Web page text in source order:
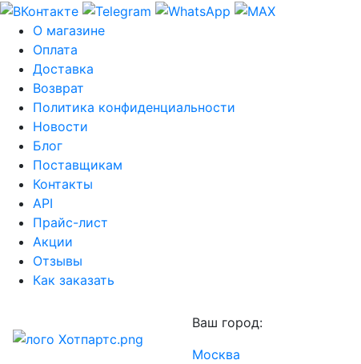
О магазине
Оплата
Доставка
Возврат
Политика конфиденциальности
Новости
Блог
Поставщикам
Контакты
API
Прайс-лист
Акции
Отзывы
Как заказать
Ваш город:
Москва